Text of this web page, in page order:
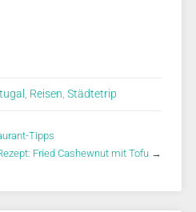
, Reisen, Städtetrip
Tipps
Fried Cashewnut mit Tofu →